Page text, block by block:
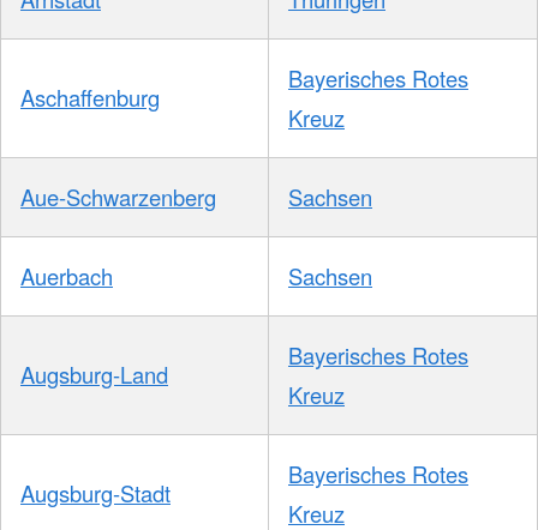
Aschaffenburg
Bayerisches Rotes
Kreuz
Aue-Schwarzenberg Sachsen
Auerbach Sachsen
Augsburg-Land
Bayerisches Rotes
Kreuz
Augsburg-Stadt
Bayerisches Rotes
Kreuz